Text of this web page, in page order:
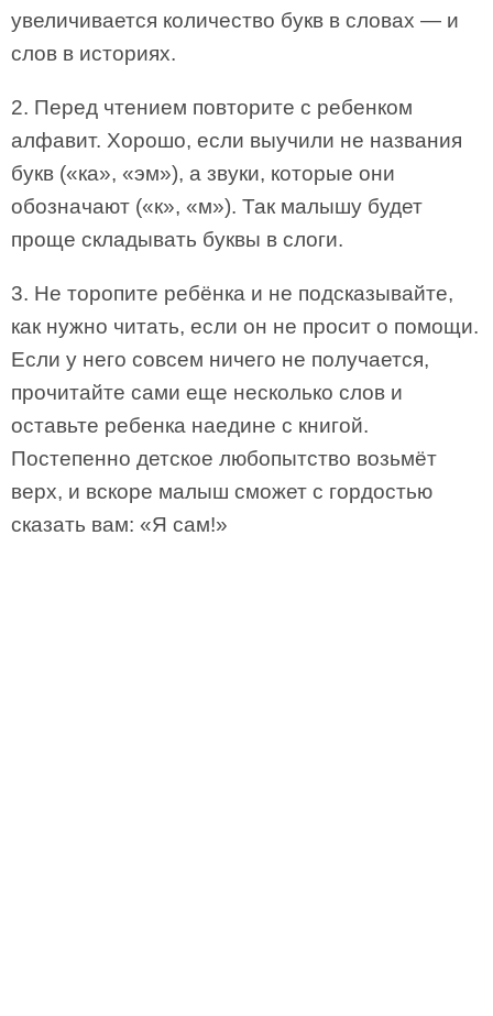
увеличивается количество букв в словах — и
слов в историях.
2. Перед чтением повторите с ребенком
алфавит. Хорошо, если выучили не названия
букв («ка», «эм»), а звуки, которые они
обозначают («к», «м»). Так малышу будет
проще складывать буквы в слоги.
3. Не торопите ребёнка и не подсказывайте,
как нужно читать, если он не просит о помощи.
Если у него совсем ничего не получается,
прочитайте сами еще несколько слов и
оставьте ребенка наедине с книгой.
Постепенно детское любопытство возьмёт
верх, и вскоре малыш сможет с гордостью
сказать вам: «Я сам!»